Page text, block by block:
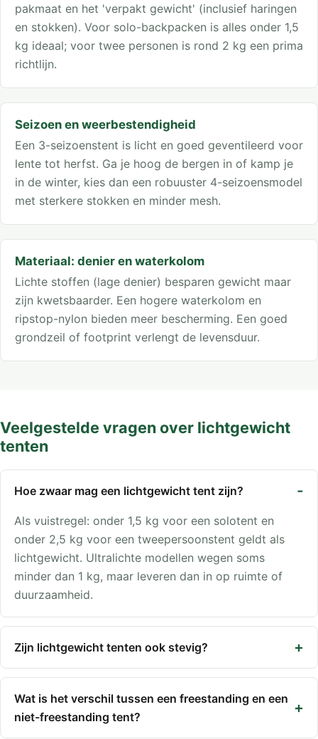
pakmaat en het 'verpakt gewicht' (inclusief haringen
en stokken). Voor solo-backpacken is alles onder 1,5
kg ideaal; voor twee personen is rond 2 kg een prima
richtlijn.
Seizoen en weerbestendigheid
Een 3-seizoenstent is licht en goed geventileerd voor
lente tot herfst. Ga je hoog de bergen in of kamp je
in de winter, kies dan een robuuster 4-seizoensmodel
met sterkere stokken en minder mesh.
Materiaal: denier en waterkolom
Lichte stoffen (lage denier) besparen gewicht maar
zijn kwetsbaarder. Een hogere waterkolom en
ripstop-nylon bieden meer bescherming. Een goed
grondzeil of footprint verlengt de levensduur.
Veelgestelde vragen over lichtgewicht
tenten
Hoe zwaar mag een lichtgewicht tent zijn?
Als vuistregel: onder 1,5 kg voor een solotent en
onder 2,5 kg voor een tweepersoonstent geldt als
lichtgewicht. Ultralichte modellen wegen soms
minder dan 1 kg, maar leveren dan in op ruimte of
duurzaamheid.
Zijn lichtgewicht tenten ook stevig?
Wat is het verschil tussen een freestanding en een
niet-freestanding tent?